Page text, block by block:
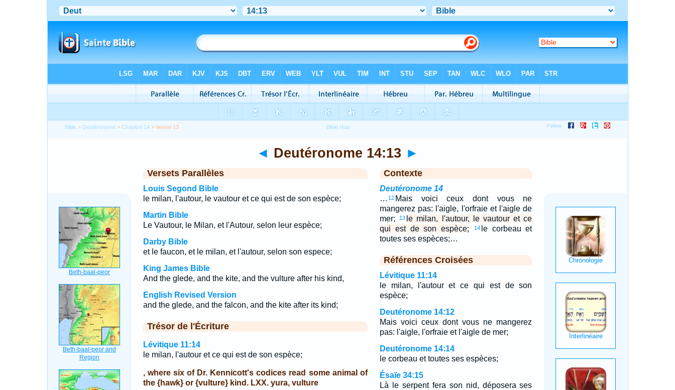
Bible > Deutéronome >Chapitre 14 > Verset 13
◄ Deutéronome 14:13 ►
Versets Parallèles
Louis Segond Bible
le milan, l'autour, le vautour et ce qui est de son espèce;
Martin Bible
Le Vautour, le Milan, et l'Autour, selon leur espèce;
Darby Bible
et le faucon, et le milan, et l'autour, selon son espece;
King James Bible
And the glede, and the kite, and the vulture after his kind,
English Revised Version
and the glede, and the falcon, and the kite after its kind;
Trésor de l'Écriture
Lévitique 11:14
le milan, l'autour et ce qui est de son espèce;
, where six of Dr. Kennicott's codices read some animal of
the {hawk} or {vulture} kind. LXX. yura, vulture
Contexte
Deutéronome 14
… 12 Mais voici ceux dont vous ne
mangerez pas: l'aigle, l'orfraie et l'aigle de
mer;
13 le milan, l'autour, le vautour et ce
qui est de son espèce;
14 le corbeau et
toutes ses espèces;…
Références Croisées
Lévitique 11:14
le milan, l'autour et ce qui est de son
espèce;
Deutéronome 14:12
Mais voici ceux dont vous ne mangerez
pas: l'aigle, l'orfraie et l'aigle de mer;
Deutéronome 14:14
le corbeau et toutes ses espèces;
Ésaïe 34:15
Là le serpent fera son nid, déposera ses